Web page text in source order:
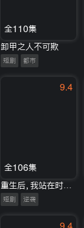
全110集
卸甲之人不可欺
短剧 都市
9.4
全106集
短剧 逆袭
9.4